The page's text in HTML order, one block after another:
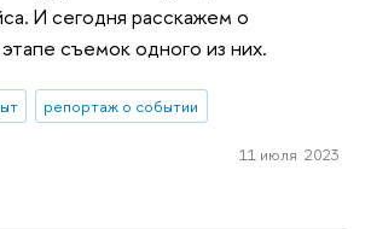
И сегодня расскажем о
съемок одного из них.
репортаж о событии
11 июля 2023